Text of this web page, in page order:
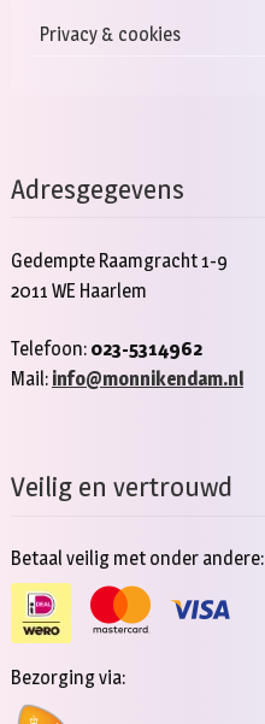
Privacy & cookies
Adresgegevens
Gedempte Raamgracht 1-9
2011 WE Haarlem
Telefoon: 023-5314962
Mail: info@monnikendam.nl
Veilig en vertrouwd
Betaal veilig met onder andere:
Bezorging via: